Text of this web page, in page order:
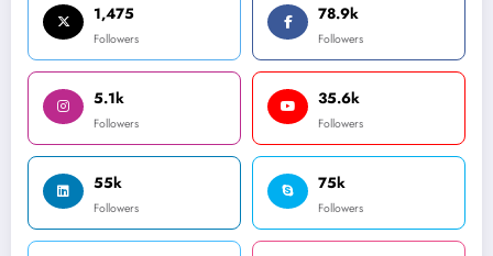
1,475
Followers
78.9k
Followers
5.1k
Followers
35.6k
Followers
55k
Followers
75k
Followers